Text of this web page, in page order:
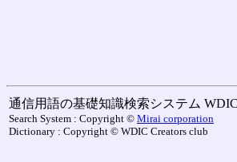
通信用語の基礎知識検索システム WDIC
Search System : Copyright © Mirai corporation
Dictionary : Copyright © WDIC Creators club